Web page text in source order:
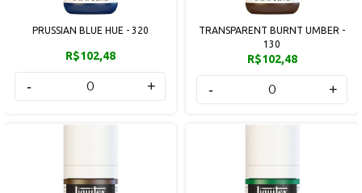
PRUSSIAN BLUE HUE - 320
R$102,48
- +
TRANSPARENT BURNT UMBER -
130
R$102,48
- +